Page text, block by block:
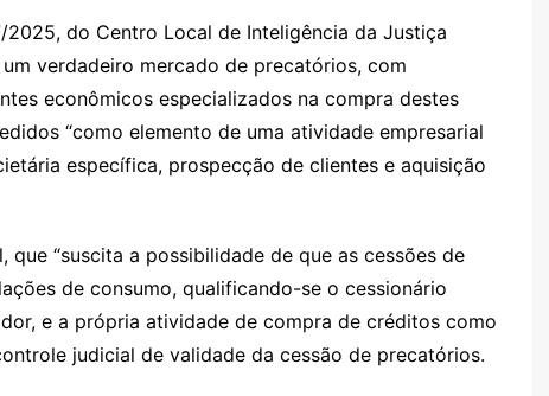
do Centro Local de Inteligência da Justiça
verdadeiro mercado de precatórios, com
econômicos especializados na compra destes
“como elemento de uma atividade empresarial
específica, prospecção de clientes e aquisição
que “suscita a possibilidade de que as cessões de
de consumo, qualificando-se o cessionário
e a própria atividade de compra de créditos como
judicial de validade da cessão de precatórios.